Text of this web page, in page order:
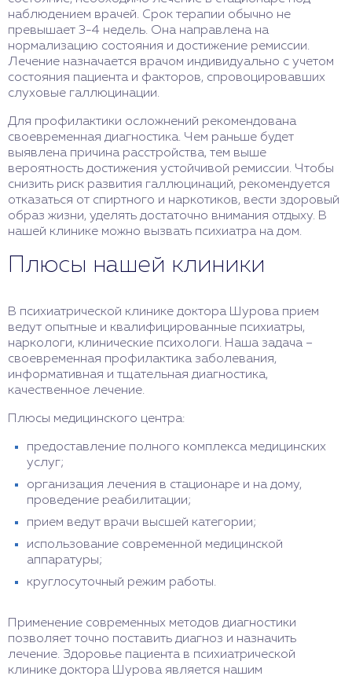
наблюдением врачей. Срок терапии обычно не
превышает 3-4 недель. Она направлена на
нормализацию состояния и достижение ремиссии.
Лечение назначается врачом индивидуально с учетом
состояния пациента и факторов, спровоцировавших
слуховые галлюцинации.
Для профилактики осложнений рекомендована
своевременная диагностика. Чем раньше будет
выявлена причина расстройства, тем выше
вероятность достижения устойчивой ремиссии. Чтобы
снизить риск развития галлюцинаций, рекомендуется
отказаться от спиртного и наркотиков, вести здоровый
образ жизни, уделять достаточно внимания отдыху. В
нашей клинике можно вызвать психиатра на дом.
Плюсы нашей клиники
В психиатрической клинике доктора Шурова прием
ведут опытные и квалифицированные психиатры,
наркологи, клинические психологи. Наша задача –
своевременная профилактика заболевания,
информативная и тщательная диагностика,
качественное лечение.
Плюсы медицинского центра:
предоставление полного комплекса медицинских
услуг;
организация лечения в стационаре и на дому,
проведение реабилитации;
прием ведут врачи высшей категории;
использование современной медицинской
аппаратуры;
круглосуточный режим работы.
Применение современных методов диагностики
позволяет точно поставить диагноз и назначить
лечение. Здоровье пациента в психиатрической
клинике доктора Шурова является нашим